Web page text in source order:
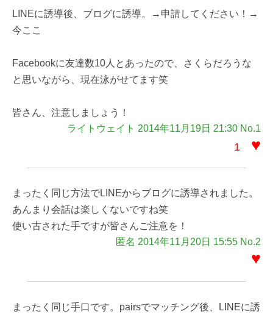
LINEに誘導後、ブログに誘導。→申請してください！→
今ここ
Facebookに友達数10人とあったので、さくらだろうな
と思いながら、現在泳がせてます笑
皆さん、注意しましょう！
ライトウェイト 2014年11月19日 21:30 No.1
1 ♥
まったく同じ方法でLINEからブログに誘導されました。
あんまり会話は楽しくないですね笑
使い古された手ですが皆さんご注意を！
匿名 2014年11月20日 15:55 No.2
♥
まったく同じ手口です。pairsでマッチング後、LINEに誘